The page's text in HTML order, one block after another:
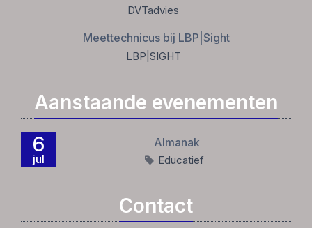
DVTadvies
Meettechnicus bij LBP|Sight
LBP|SIGHT
Aanstaande evenementen
6
jul
Almanak
Educatief
Contact